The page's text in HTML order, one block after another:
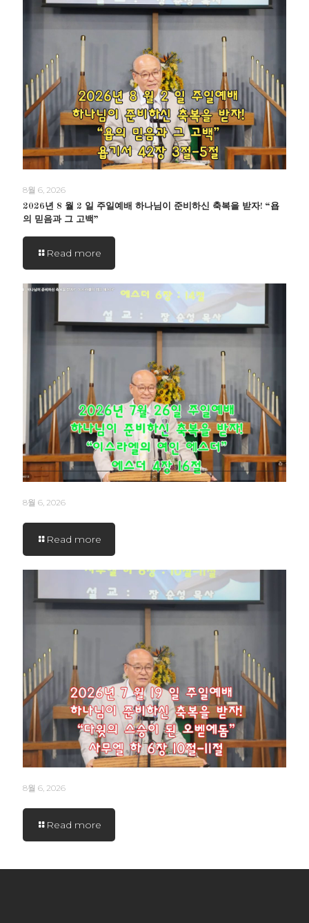
8월 6, 2026
2026년 8 월 2 일 주일예배 하나님이 준비하신 축복을 받자! “욥
의 믿음과 그 고백”
Read more
8월 6, 2026
Read more
8월 6, 2026
Read more